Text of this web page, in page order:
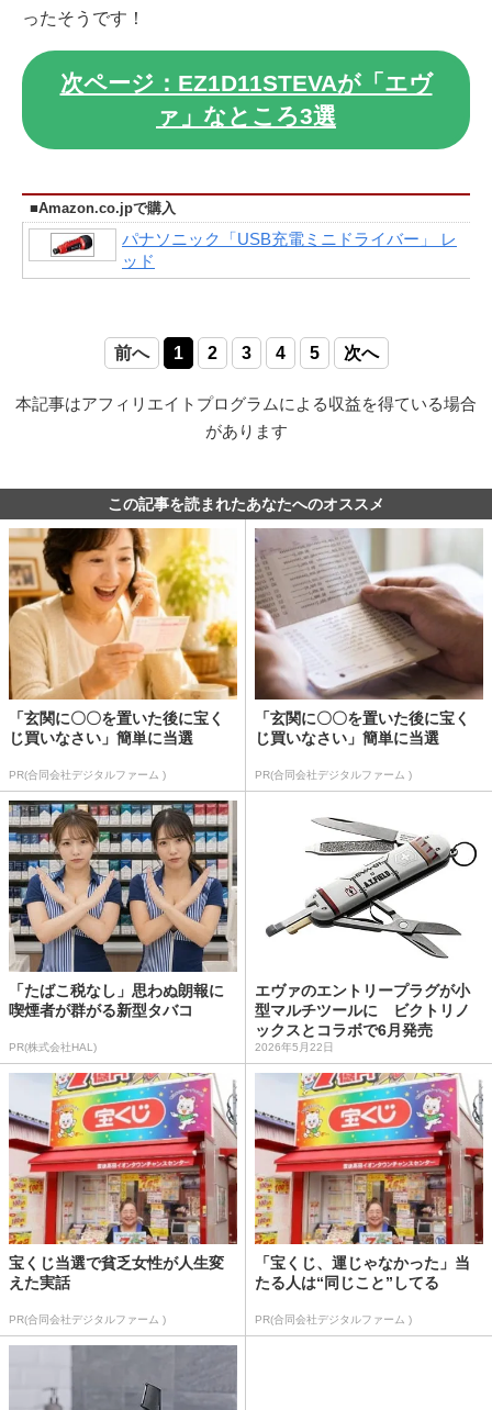
ったそうです！
次ページ：EZ1D11STEVAが「エヴ
ァ」なところ3選
■Amazon.co.jpで購入
パナソニック「USB充電ミニドライバー」 レ
ッド
前へ 1 2 3 4 5 次へ
本記事はアフィリエイトプログラムによる収益を得ている場合
があります
この記事を読まれたあなたへのオススメ
「玄関に〇〇を置いた後に宝く
じ買いなさい」簡単に当選
PR(合同会社デジタルファーム )
「玄関に〇〇を置いた後に宝く
じ買いなさい」簡単に当選
PR(合同会社デジタルファーム )
「たばこ税なし」思わぬ朗報に
喫煙者が群がる新型タバコ
PR(株式会社HAL)
エヴァのエントリープラグが小
型マルチツールに ビクトリノ
ックスとコラボで6月発売
2026年5月22日
宝くじ当選で貧乏女性が人生変
えた実話
PR(合同会社デジタルファーム )
「宝くじ、運じゃなかった」当
たる人は“同じこと”してる
PR(合同会社デジタルファーム )